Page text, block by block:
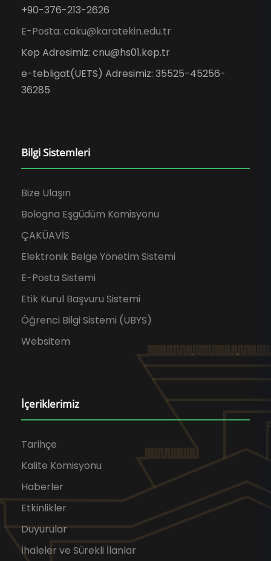
+90-376-213-2626
E-Posta: caku@karatekin.edu.tr
Kep Adresimiz: cnu@hs01.kep.tr
e-tebligat(UETS) Adresimiz: 35525-45256-
36285
Bilgi Sistemleri
Bize Ulaşın
Bologna Eşgüdüm Komisyonu
ÇAKÜAVİS
Elektronik Belge Yönetim Sistemi
E-Posta Sistemi
Etik Kurul Başvuru Sistemi
Öğrenci Bilgi Sistemi (UBYS)
Websitem
İçeriklerimiz
Tarihçe
Kalite Komisyonu
Haberler
Etkinlikler
Duyurular
İhaleler ve Sürekli İlanlar